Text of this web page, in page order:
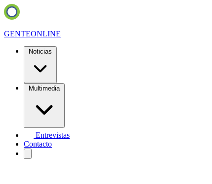
GENTEONLINE
Noticias
Multimedia
Entrevistas
Contacto